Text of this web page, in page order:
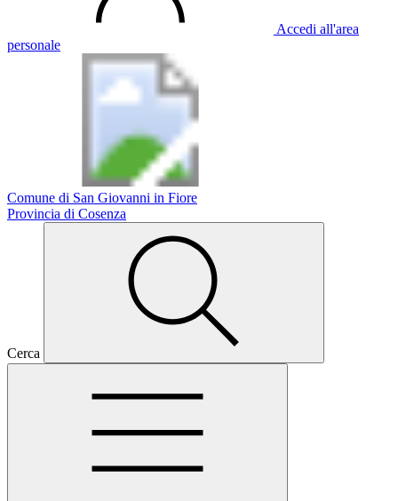
Accedi all'area
personale
Comune di San Giovanni in Fiore
Provincia di Cosenza
Cerca